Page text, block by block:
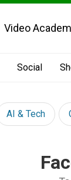
Video
Social
AI & Tech